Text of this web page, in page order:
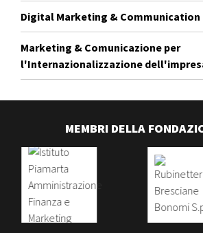
Digital Marketing & Communication
Marketing & Comunicazione per
l'Internazionalizzazione
MEMBRI DELLA